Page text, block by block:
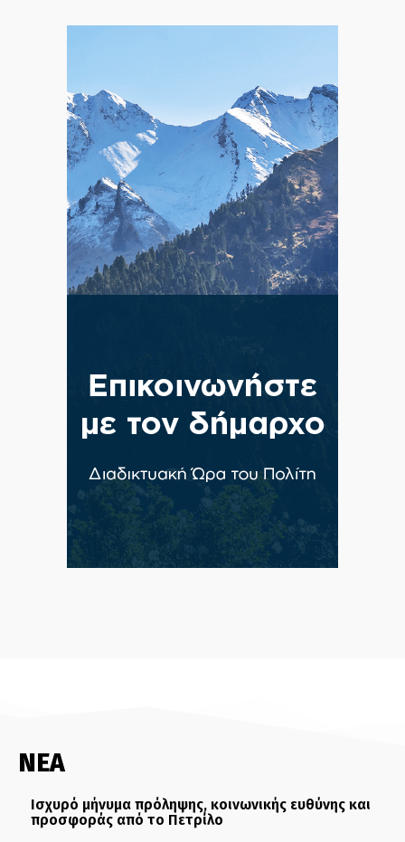
ΝΕΑ
Ισχυρό μήνυμα πρόληψης, κοινωνικής ευθύνης και
προσφοράς από το Πετρίλο